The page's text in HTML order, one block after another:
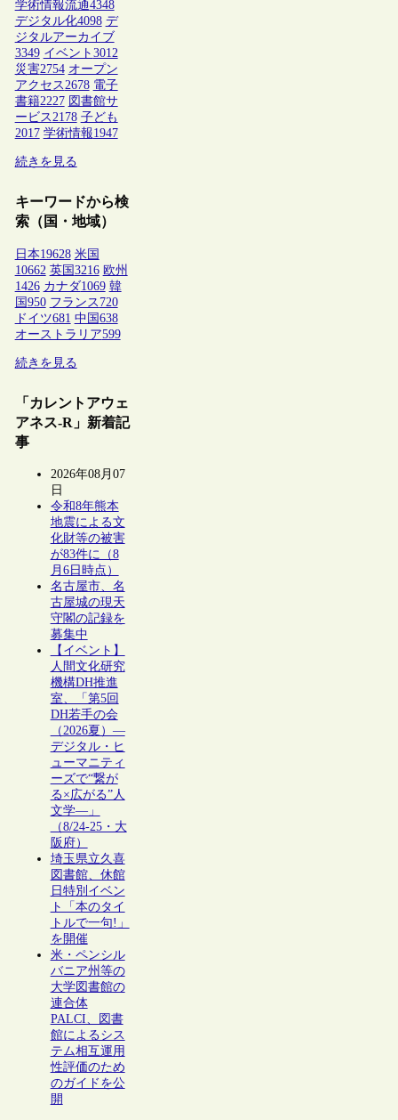
学術情報流通4348
デジタル化4098 デ
ジタルアーカイブ
3349 イベント 3012
災害2754 オープン
アクセス2678 電子
書籍2227 図書館サ
ービス2178 子ども
2017 学術情報1947
続きを見る
キーワードから検
索（国・地域）
日本19628 米国
10662 英国3216 欧州
1426 カナダ1069 韓
国950 フランス 720
ドイツ681 中国638
オーストラリア599
続きを見る
「カレントアウェ
アネス-R」新着記
事
2026年08月07
日
令和8年熊本
地震による文
化財等の被害
が83件に（8
月6日時点）
名古屋市、名
古屋城の現天
守閣の記録を
募集中
【イベント】
人間文化研究
機構DH推進
室、「第5回
DH若手の会
（2026夏）―
デジタル・ヒ
ューマニティ
ーズで“繋が
る×広がる”人
文学―」
（8/24-25・大
阪府）
埼玉県立久喜
図書館、休館
日特別イベン
ト「本のタイ
トルで一句!」
を開催
米・ペンシル
バニア州等の
大学図書館の
連合体
PALCI、図書
館によるシス
テム相互運用
性評価のため
のガイドを公
開